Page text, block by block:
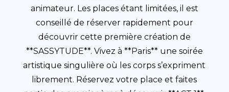
animateur. Les places étant limitées, il est
conseillé de réserver rapidement pour
découvrir cette première création de
**SASSYTUDE**. Vivez à **Paris** une soirée
artistique singulière où les corps s’expriment
librement. Réservez votre place et faites